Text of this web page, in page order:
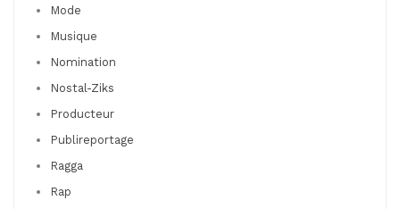
Mode
Musique
Nomination
Nostal-Ziks
Producteur
Publireportage
Ragga
Rap